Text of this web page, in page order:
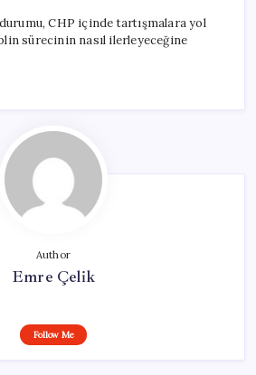
CHP içinde tartışmalara yol
sürecinin nasıl ilerleyeceğine
Author
Emre Çelik
Follow Me